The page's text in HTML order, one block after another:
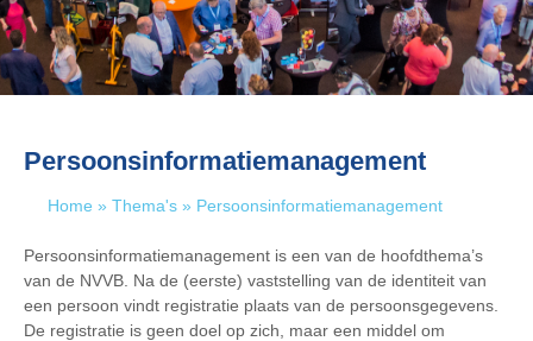
Persoonsinformatiemanagement
Home » Thema's » Persoonsinformatiemanagement
Persoonsinformatiemanagement is een van de hoofdthema’s
van de NVVB. Na de (eerste) vaststelling van de identiteit van
een persoon vindt registratie plaats van de persoonsgegevens.
De registratie is geen doel op zich, maar een middel om